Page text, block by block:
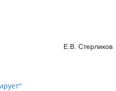
Е.В. Стерликов